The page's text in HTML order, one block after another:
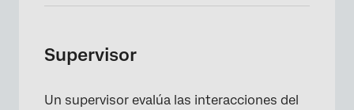
Supervisor
Un supervisor evalúa las interacciones del